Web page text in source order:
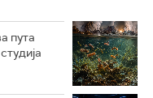
пута